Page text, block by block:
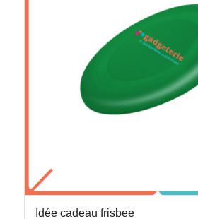
Idée cadeau frisbee